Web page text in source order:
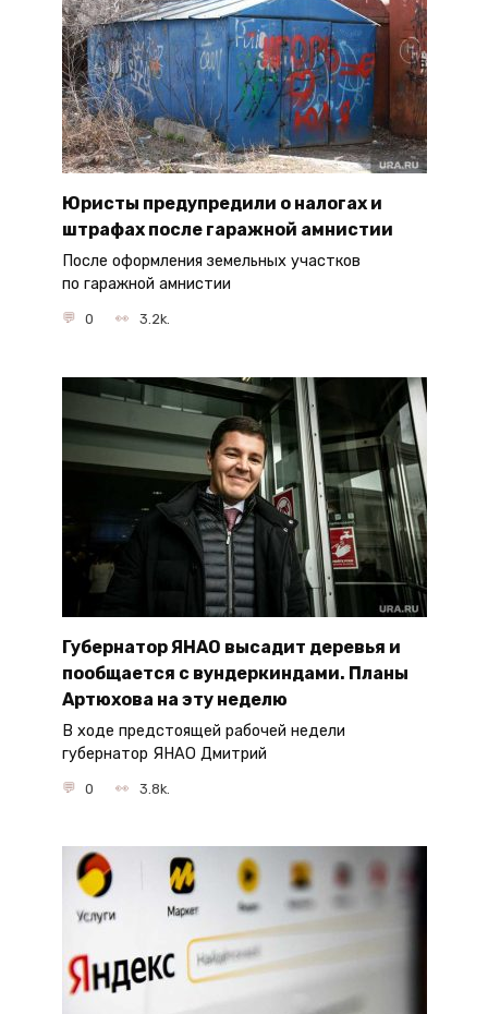
Юристы предупредили о налогах и
штрафах после гаражной амнистии
После оформления земельных участков
по гаражной амнистии
0 3.2k.
Губернатор ЯНАО высадит деревья и
пообщается с вундеркиндами. Планы
Артюхова на эту неделю
В ходе предстоящей рабочей недели
губернатор ЯНАО Дмитрий
0 3.8k.